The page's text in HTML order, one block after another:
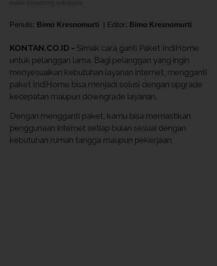
Penulis: Bimo Kresnomurti | Editor: Bimo Kresnomurti
KONTAN.CO.ID - Simak cara ganti Paket IndiHome
untuk pelanggan lama. Bagi pelanggan yang ingin
menyesuaikan kebutuhan layanan internet, mengganti
paket IndiHome bisa menjadi solusi dengan upgrade
kecepatan maupun downgrade layanan.
Dengan mengganti paket, kamu bisa memastikan
penggunaan internet setiap bulan sesuai dengan
kebutuhan rumah tangga maupun pekerjaan.